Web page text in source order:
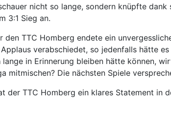
nicht so lange, sondern knüpfte
3:1 Sieg an.
den TTC Homberg endete ein
verabschiedet, so jedenfalls hätte
in Erinnerung bleiben hätte können,
mitmischen? Die nächsten Spiele
der TTC Homberg ein klares Statement in